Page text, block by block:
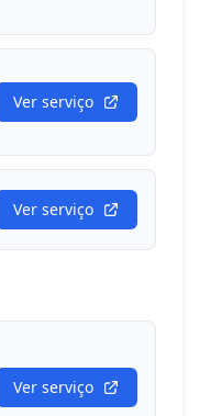
Ver serviço
Ver serviço
Ver serviço